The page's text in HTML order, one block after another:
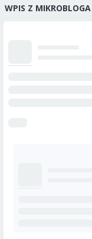
WPIS Z MIKROBLOGA